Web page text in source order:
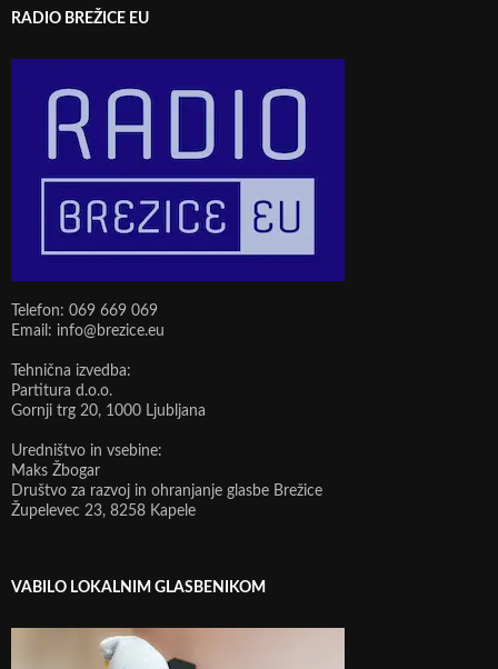
RADIO BREŽICE EU
Telefon: 069 669 069
Email: info@brezice.eu
Tehnična izvedba:
Partitura d.o.o.
Gornji trg 20, 1000 Ljubljana
Uredništvo in vsebine:
Maks Žbogar
Društvo za razvoj in ohranjanje glasbe Brežice
Župelevec 23, 8258 Kapele
VABILO LOKALNIM GLASBENIKOM